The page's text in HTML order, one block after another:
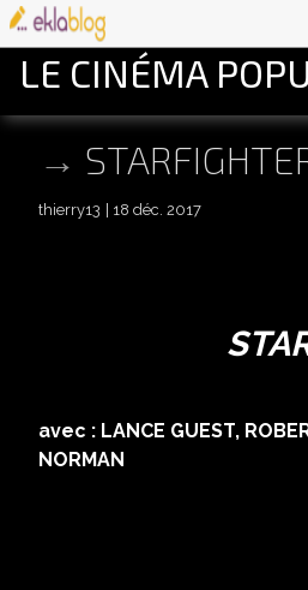
LE CINÉMA
thierry13 18 déc. 2017
avec : LANCE GUEST,
scénario :
effets